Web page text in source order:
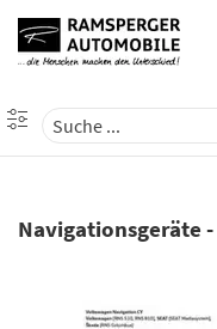
Navigationsgeräte -